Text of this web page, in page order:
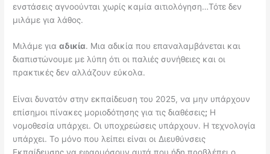
ενστάσεις αγνοούνται χωρίς καμία αιτιολόγηση…Τότε δεν
μιλάμε για λάθος.
Μιλάμε γιααδικία. Μια αδικία που επαναλαμβάνεται και
διαπιστώνουμε με λύπη ότι οι παλιές συνήθειες και οι
πρακτικές δεν αλλάζουν εύκολα.
Είναι δυνατόν στην εκπαίδευση του 2025, να μην υπάρχουν
επίσημοι πίνακες μοριοδότησης για τις διαθέσεις; Η
νομοθεσία υπάρχει. Οι υποχρεώσεις υπάρχουν. Η τεχνολογία
υπάρχει.Το μόνο που λείπει είναι οι Διευθύνσεις